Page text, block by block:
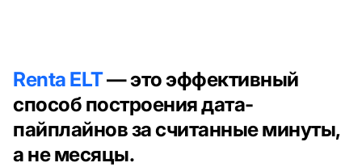
Renta ELT— это эффективный
способ построения дата-
пайплайнов за считанные минуты,
а не месяцы.